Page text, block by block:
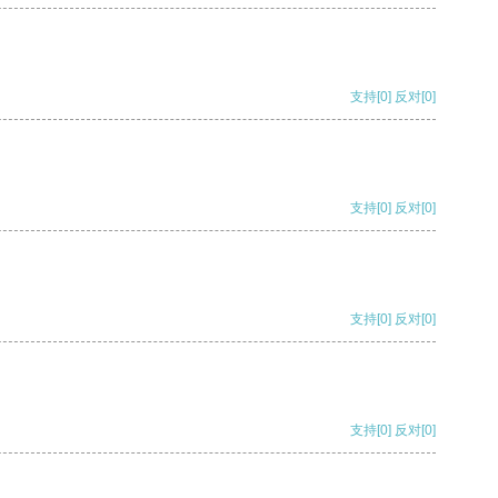
支持[0] 反对[0]
支持[0] 反对[0]
支持[0] 反对[0]
支持[0] 反对[0]